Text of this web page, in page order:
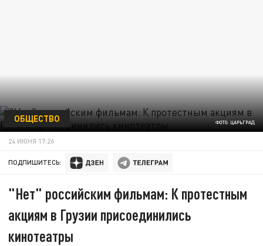
ФОТО: ЦАРЬГРАД
ОБЩЕСТВО
24 ИЮНЯ 17:26
ПОДПИШИТЕСЬ:
"Нет" российским фильмам: К протестным
акциям в Грузии присоединились
кинотеатры